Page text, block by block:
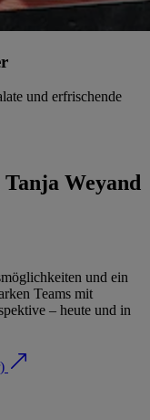
und erfrischende
Weyand
und ein
Teams mit
– heute und in